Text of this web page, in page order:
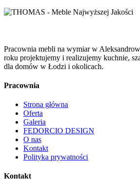
Pracownia mebli na wymiar w
roku projektujemy i realizujemy kuchnie,
dla domów w Łodzi i okolicach.
Pracownia
Strona główna
Oferta
Galeria
FEDORCIO DESIGN
O nas
Kontakt
Polityka prywatności
Kontakt